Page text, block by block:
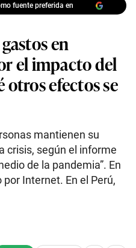
fuente preferida en
en
el impacto del
otros efectos se
mantienen su
crisis, según el informe
de la pandemia”. En
Internet. En el Perú,